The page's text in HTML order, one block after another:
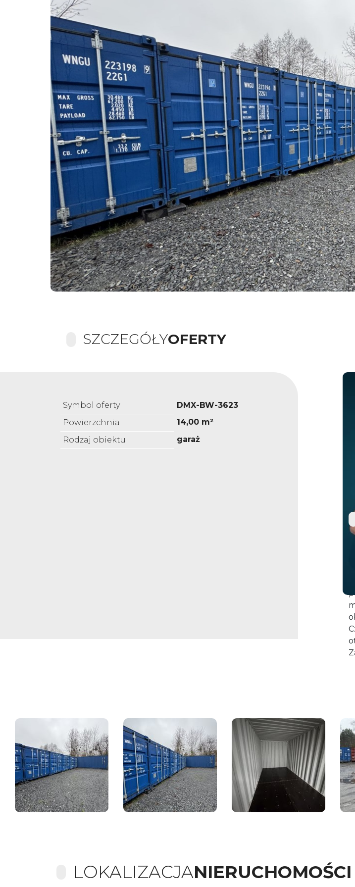
SZCZEGÓŁYOFERTY
Symbol oferty
DMX-BW-3623
Powierzchnia
14,00 m²
Rodzaj obiektu
garaż
LOKALIZACJANIERUCHOMOŚCI